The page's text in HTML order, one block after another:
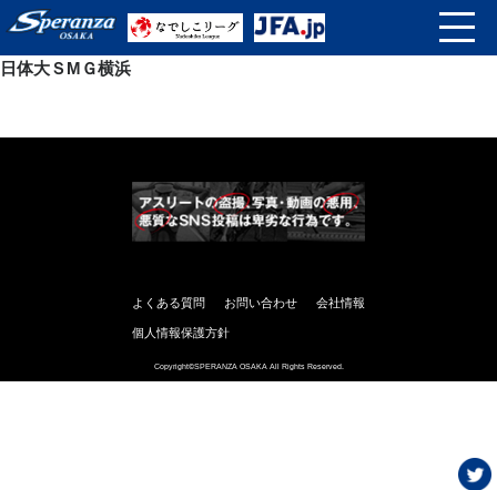
日体大ＳМＧ横浜
よくある質問 お問い合わせ 会社情報
個人情報保護方針
Copyright©SPERANZA OSAKA All Rights Reserved.